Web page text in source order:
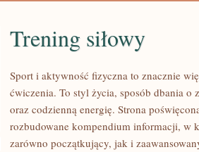
Trening siłowy
Sport i aktywność fizyczna to znacznie
ćwiczenia. To styl życia, sposób dbania o
oraz codzienną energię. Strona
rozbudowane kompendium informacji, w
zarówno początkujący, jak i